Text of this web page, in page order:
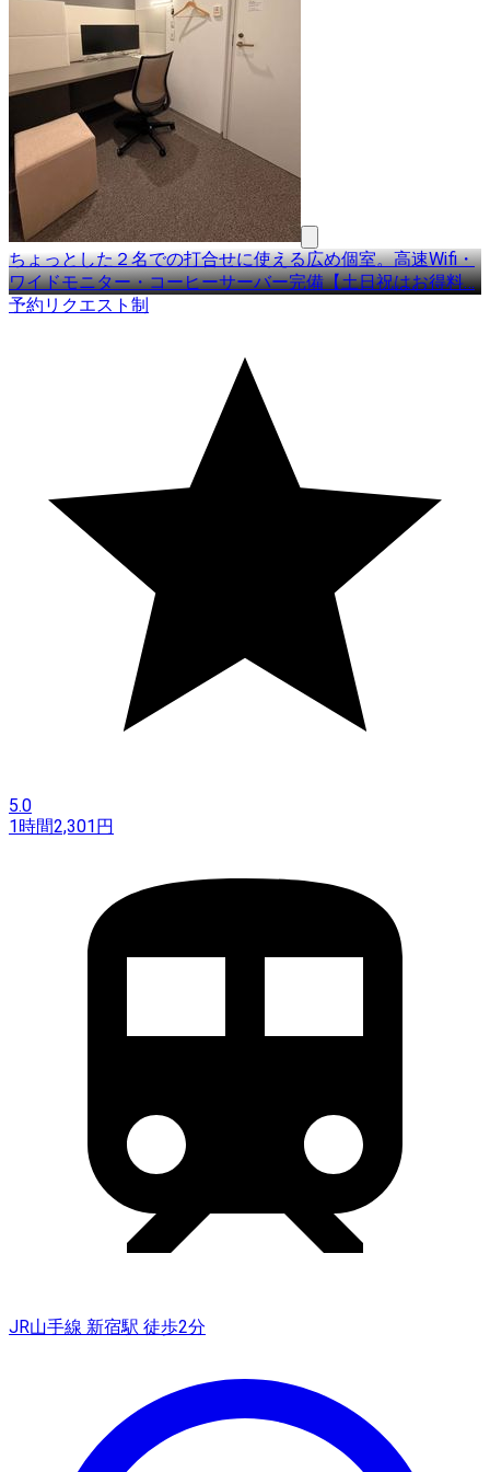
ちょっとした２名での打合せに使える広め個室。高速Wifi・
ワイドモニター・コーヒーサーバー完備【土日祝はお得料…
予約リクエスト制
5.0
1時間2,301円
JR山手線 新宿駅 徒歩2分